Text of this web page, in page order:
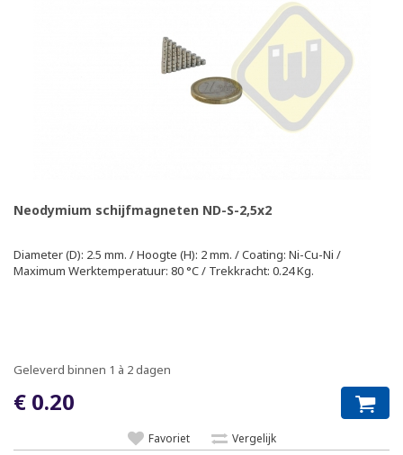
Neodymium schijfmagneten ND-S-2,5x2
Diameter (D): 2.5 mm. / Hoogte (H): 2 mm. / Coating: Ni-Cu-Ni /
Maximum Werktemperatuur: 80 °C / Trekkracht: 0.24 Kg.
Geleverd binnen 1 à 2 dagen
€ 0.20
Favoriet Vergelijk